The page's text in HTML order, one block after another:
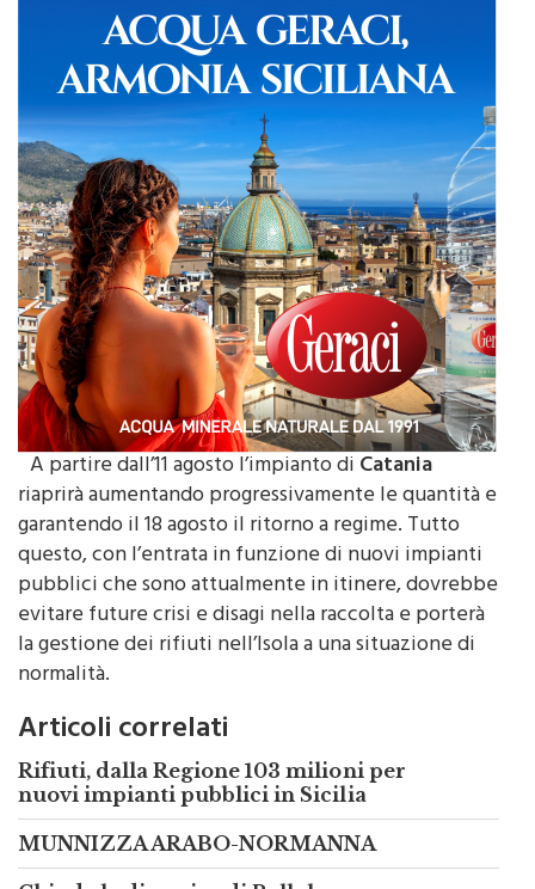
A partire dall’11 agosto l’impianto diCatania
riaprirà aumentando progressivamente le quantità e
garantendo il 18 agosto il ritorno a regime. Tutto
questo, con l’entrata in funzione di nuovi impianti
pubblici che sono attualmente in itinere, dovrebbe
evitare future crisi e disagi nella raccolta e porterà
la gestione dei rifiuti nell’Isola a una situazione di
normalità.
Articoli correlati
Rifiuti, dalla Regione 103 milioni per
nuovi impianti pubblici in Sicilia
MUNNIZZA ARABO-NORMANNA